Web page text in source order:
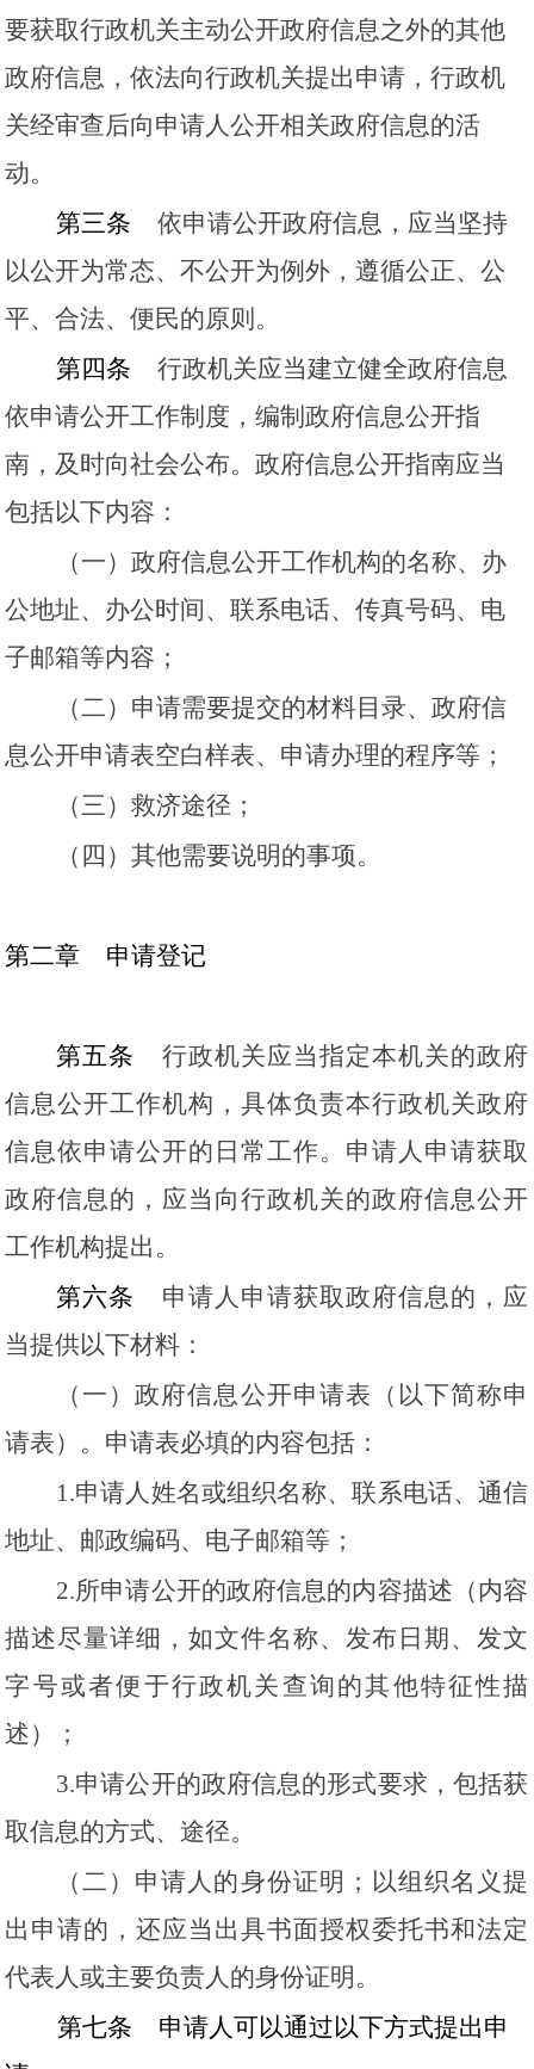
要获取行政机关主动公开政府信息之外的其他
政府信息，依法向行政机关提出申请，行政机
关经审查后向申请人公开相关政府信息的活
动。
第三条
依申请公开政府信息，应当坚持
以公开为常态、不公开为例外，遵循公正、公
平、合法、便民的原则。
第四条
行政机关应当建立健全政府信息
依申请公开工作制度，编制政府信息公开指
南，及时向社会公布。政府信息公开指南应当
包括以下内容：
（一）政府信息公开工作机构的名称、办
公地址、办公时间、联系电话、传真号码、电
子邮箱等内容；
（二）申请需要提交的材料目录、政府信
息公开申请表空白样表、申请办理的程序等；
（三）救济途径；
（四）其他需要说明的事项。
第二章 申请登记
第五条
行政机关应当指定本机关的政府
信息公开工作机构，具体负责本行政机关政府
信息依申请公开的日常工作。申请人申请获取
政府信息的，应当向行政机关的政府信息公开
工作机构提出。
第六条
申请人申请获取政府信息的，应
当提供以下材料：
（一）政府信息公开申请表（以下简称申
请表）。申请表必填的内容包括：
1.申请人姓名或组织名称、联系电话、通信
地址、邮政编码、电子邮箱等；
2.所申请公开的政府信息的内容描述（内容
描述尽量详细，如文件名称、发布日期、发文
字号或者便于行政机关查询的其他特征性描
述）；
3.申请公开的政府信息的形式要求，包括获
取信息的方式、途径。
（二）申请人的身份证明；以组织名义提
出申请的，还应当出具书面授权委托书和法定
代表人或主要负责人的身份证明。
第七条
申请人可以通过以下方式提出申